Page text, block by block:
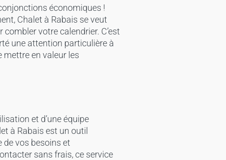
économiques !
Chalet à Rabais se veut
votre calendrier. C’est
une attention particulière à
mettre en valeur les
et d’une équipe
à Rabais est un outil
de vos besoins et
sans frais, ce service